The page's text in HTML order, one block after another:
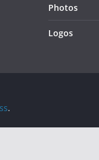
Photos
Logos
.